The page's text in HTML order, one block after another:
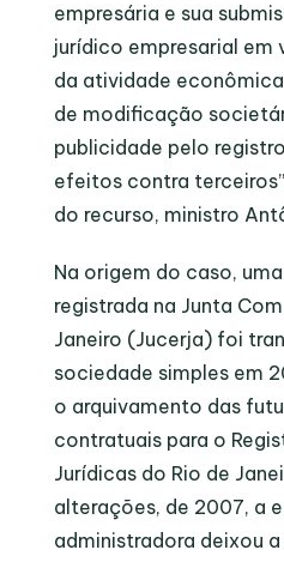
empresária e sua
jurídico empresarial em
da atividade
de modificação
publicidade pelo
efeitos contra
do recurso, ministro
Na origem do caso,
registrada na Junta
Janeiro (Jucerja) foi
sociedade simples em
o arquivamento das
contratuais para o
Jurídicas do Rio de
alterações, de 2007, a
administradora deixou